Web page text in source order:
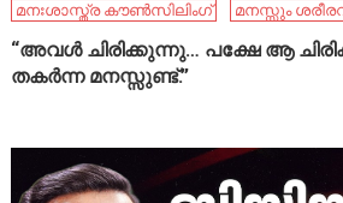
മനഃശാസ്ത്ര കൗൺസിലിംഗ്
മനസ്സും
“അവൾ ചിരിക്കുന്നു… പക്ഷേ ആ
തകർന്ന മനസ്സുണ്ട്.”